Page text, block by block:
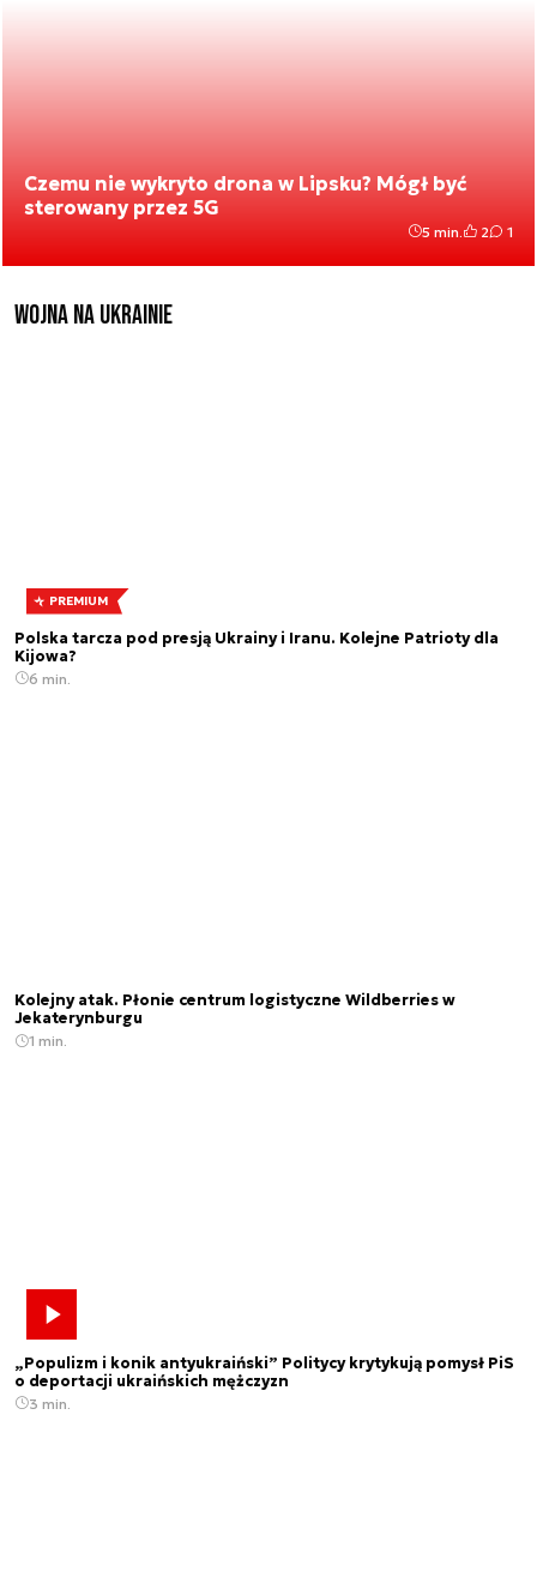
Czemu nie wykryto drona w Lipsku? Mógł być
sterowany przez 5G
5 min. 2 1
Wojna na Ukrainie
PREMIUM
Polska tarcza pod presją Ukrainy i Iranu. Kolejne Patrioty dla
Kijowa?
6 min.
Kolejny atak. Płonie centrum logistyczne Wildberries w
Jekaterynburgu
1 min.
„Populizm i konik antyukraiński” Politycy krytykują pomysł PiS
o deportacji ukraińskich mężczyzn
3 min.